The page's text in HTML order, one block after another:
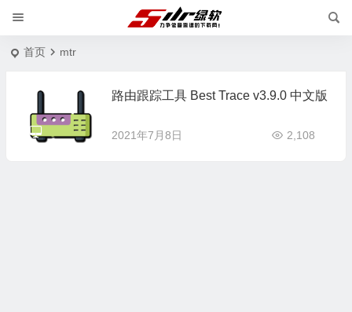
首页 mtr
路由跟踪工具 Best Trace v3.9.0 中文版
2021年7月8日 2,108